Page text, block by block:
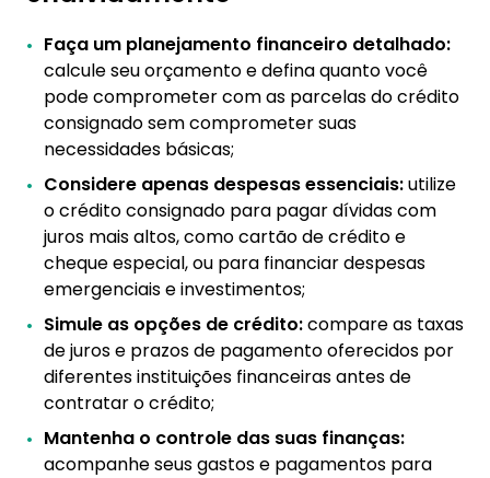
Faça um planejamento financeiro detalhado:
calcule seu orçamento e defina quanto você
pode comprometer com as parcelas do crédito
consignado sem comprometer suas
necessidades básicas;
Considere apenas despesas essenciais:utilize
o crédito consignado para pagar dívidas com
juros mais altos, como cartão de crédito e
cheque especial, ou para financiar despesas
emergenciais e investimentos;
Simule as opções de crédito:compare as taxas
de juros e prazos de pagamento oferecidos por
diferentes instituições financeiras antes de
contratar o crédito;
Mantenha o controle das suas finanças:
acompanhe seus gastos e pagamentos para